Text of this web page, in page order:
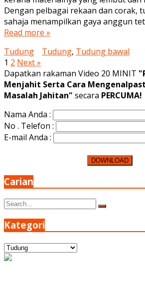
Dengan pelbagai rekaan dan corak,
sahaja menampilkan gaya anggun
Read more »
Tudung
Tudung, Tudung bawal
Posts
pagination
1 2 Next »
Dapatkan rakaman Video 20 MINIT
Menjahit Serta Cara
Masalah Jahitan" secara PERCUMA!
Nama Anda :
No . Telefon :
E-mail Anda :
Carian
Search
Search
Kategori
Kategori